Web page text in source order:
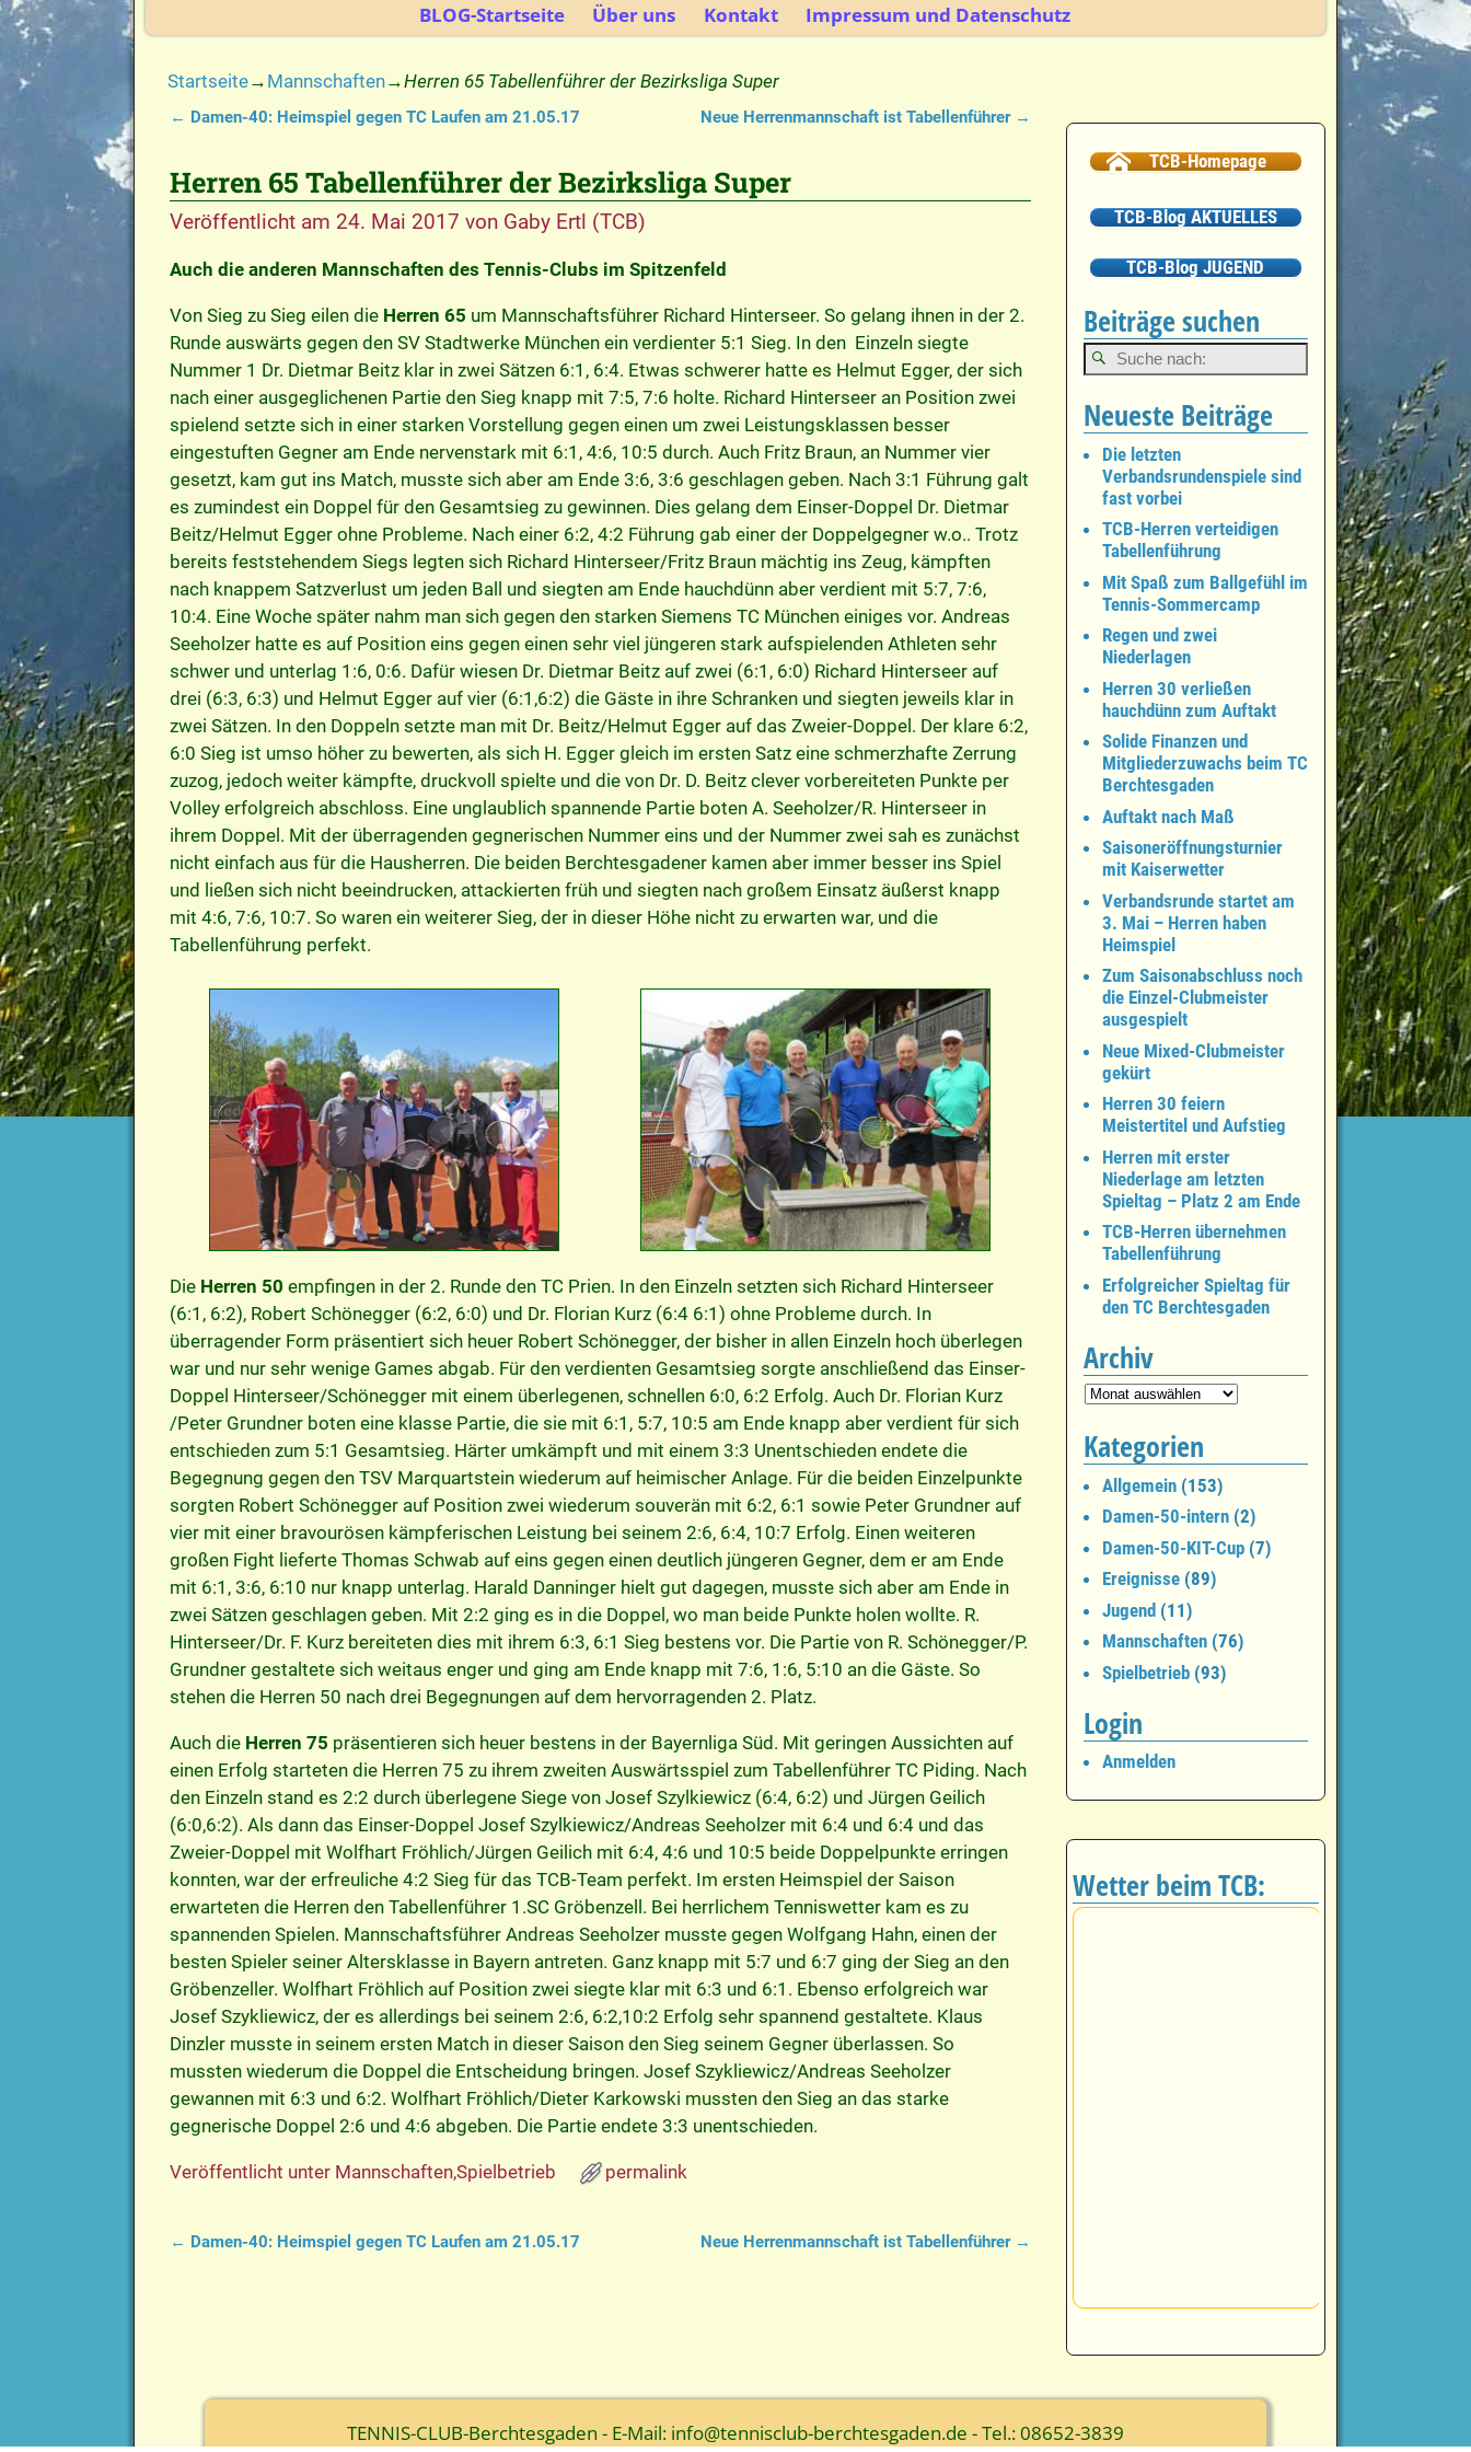
BLOG-Startseite Über uns Kontakt Impressum und Datenschutz
Startseite→ Mannschaften→Herren 65 Tabellenführer der Bezirksliga Super
← Damen-40: Heimspiel gegen TC Laufen am 21.05.17 Neue Herrenmannschaft ist Tabellenführer →
Herren 65 Tabellenführer der Bezirksliga Super
Veröffentlicht am 24. Mai 2017 von Gaby Ertl (TCB)
Auch die anderen Mannschaften des Tennis-Clubs im Spitzenfeld
Von Sieg zu Sieg eilen die Herren 65 um Mannschaftsführer Richard Hinterseer. So gelang ihnen in der 2.
Runde auswärts gegen den SV Stadtwerke München ein verdienter 5:1 Sieg. In den Einzeln siegte
Nummer 1 Dr. Dietmar Beitz klar in zwei Sätzen 6:1, 6:4. Etwas schwerer hatte es Helmut Egger, der sich
nach einer ausgeglichenen Partie den Sieg knapp mit 7:5, 7:6 holte. Richard Hinterseer an Position zwei
spielend setzte sich in einer starken Vorstellung gegen einen um zwei Leistungsklassen besser
eingestuften Gegner am Ende nervenstark mit 6:1, 4:6, 10:5 durch. Auch Fritz Braun, an Nummer vier
gesetzt, kam gut ins Match, musste sich aber am Ende 3:6, 3:6 geschlagen geben. Nach 3:1 Führung galt
es zumindest ein Doppel für den Gesamtsieg zu gewinnen. Dies gelang dem Einser-Doppel Dr. Dietmar
Beitz/Helmut Egger ohne Probleme. Nach einer 6:2, 4:2 Führung gab einer der Doppelgegner w.o.. Trotz
bereits feststehendem Siegs legten sich Richard Hinterseer/Fritz Braun mächtig ins Zeug, kämpften
nach knappem Satzverlust um jeden Ball und siegten am Ende hauchdünn aber verdient mit 5:7, 7:6,
10:4. Eine Woche später nahm man sich gegen den starken Siemens TC München einiges vor. Andreas
Seeholzer hatte es auf Position eins gegen einen sehr viel jüngeren stark aufspielenden Athleten sehr
schwer und unterlag 1:6, 0:6. Dafür wiesen Dr. Dietmar Beitz auf zwei (6:1, 6:0) Richard Hinterseer auf
drei (6:3, 6:3) und Helmut Egger auf vier (6:1,6:2) die Gäste in ihre Schranken und siegten jeweils klar in
zwei Sätzen. In den Doppeln setzte man mit Dr. Beitz/Helmut Egger auf das Zweier-Doppel. Der klare 6:2,
6:0 Sieg ist umso höher zu bewerten, als sich H. Egger gleich im ersten Satz eine schmerzhafte Zerrung
zuzog, jedoch weiter kämpfte, druckvoll spielte und die von Dr. D. Beitz clever vorbereiteten Punkte per
Volley erfolgreich abschloss. Eine unglaublich spannende Partie boten A. Seeholzer/R. Hinterseer in
ihrem Doppel. Mit der überragenden gegnerischen Nummer eins und der Nummer zwei sah es zunächst
nicht einfach aus für die Hausherren. Die beiden Berchtesgadener kamen aber immer besser ins Spiel
und ließen sich nicht beeindrucken, attackierten früh und siegten nach großem Einsatz äußerst knapp
mit 4:6, 7:6, 10:7. So waren ein weiterer Sieg, der in dieser Höhe nicht zu erwarten war, und die
Tabellenführung perfekt.
Die Herren 50 empfingen in der 2. Runde den TC Prien. In den Einzeln setzten sich Richard Hinterseer
(6:1, 6:2), Robert Schönegger (6:2, 6:0) und Dr. Florian Kurz (6:4 6:1) ohne Probleme durch. In
überragender Form präsentiert sich heuer Robert Schönegger, der bisher in allen Einzeln hoch überlegen
war und nur sehr wenige Games abgab. Für den verdienten Gesamtsieg sorgte anschließend das Einser-
Doppel Hinterseer/Schönegger mit einem überlegenen, schnellen 6:0, 6:2 Erfolg. Auch Dr. Florian Kurz
/Peter Grundner boten eine klasse Partie, die sie mit 6:1, 5:7, 10:5 am Ende knapp aber verdient für sich
entschieden zum 5:1 Gesamtsieg. Härter umkämpft und mit einem 3:3 Unentschieden endete die
Begegnung gegen den TSV Marquartstein wiederum auf heimischer Anlage. Für die beiden Einzelpunkte
sorgten Robert Schönegger auf Position zwei wiederum souverän mit 6:2, 6:1 sowie Peter Grundner auf
vier mit einer bravourösen kämpferischen Leistung bei seinem 2:6, 6:4, 10:7 Erfolg. Einen weiteren
großen Fight lieferte Thomas Schwab auf eins gegen einen deutlich jüngeren Gegner, dem er am Ende
mit 6:1, 3:6, 6:10 nur knapp unterlag. Harald Danninger hielt gut dagegen, musste sich aber am Ende in
zwei Sätzen geschlagen geben. Mit 2:2 ging es in die Doppel, wo man beide Punkte holen wollte. R.
Hinterseer/Dr. F. Kurz bereiteten dies mit ihrem 6:3, 6:1 Sieg bestens vor. Die Partie von R. Schönegger/P.
Grundner gestaltete sich weitaus enger und ging am Ende knapp mit 7:6, 1:6, 5:10 an die Gäste. So
stehen die Herren 50 nach drei Begegnungen auf dem hervorragenden 2. Platz.
Auch die Herren 75 präsentieren sich heuer bestens in der Bayernliga Süd. Mit geringen Aussichten auf
einen Erfolg starteten die Herren 75 zu ihrem zweiten Auswärtsspiel zum Tabellenführer TC Piding. Nach
den Einzeln stand es 2:2 durch überlegene Siege von Josef Szylkiewicz (6:4, 6:2) und Jürgen Geilich
(6:0,6:2). Als dann das Einser-Doppel Josef Szylkiewicz/Andreas Seeholzer mit 6:4 und 6:4 und das
Zweier-Doppel mit Wolfhart Fröhlich/Jürgen Geilich mit 6:4, 4:6 und 10:5 beide Doppelpunkte erringen
konnten, war der erfreuliche 4:2 Sieg für das TCB-Team perfekt. Im ersten Heimspiel der Saison
erwarteten die Herren den Tabellenführer 1.SC Gröbenzell. Bei herrlichem Tenniswetter kam es zu
spannenden Spielen. Mannschaftsführer Andreas Seeholzer musste gegen Wolfgang Hahn, einen der
besten Spieler seiner Altersklasse in Bayern antreten. Ganz knapp mit 5:7 und 6:7 ging der Sieg an den
Gröbenzeller. Wolfhart Fröhlich auf Position zwei siegte klar mit 6:3 und 6:1. Ebenso erfolgreich war
Josef Szykliewicz, der es allerdings bei seinem 2:6, 6:2,10:2 Erfolg sehr spannend gestaltete. Klaus
Dinzler musste in seinem ersten Match in dieser Saison den Sieg seinem Gegner überlassen. So
mussten wiederum die Doppel die Entscheidung bringen. Josef Szykliewicz/Andreas Seeholzer
gewannen mit 6:3 und 6:2. Wolfhart Fröhlich/Dieter Karkowski mussten den Sieg an das starke
gegnerische Doppel 2:6 und 4:6 abgeben. Die Partie endete 3:3 unentschieden.
Veröffentlicht unter Mannschaften,Spielbetrieb permalink
← Damen-40: Heimspiel gegen TC Laufen am 21.05.17 Neue Herrenmannschaft ist Tabellenführer →
TCB-Homepage
TCB-Blog AKTUELLES
TCB-Blog JUGEND
Beiträge suchen
Neueste Beiträge
Die letzten
Verbandsrundenspiele sind
fast vorbei
TCB-Herren verteidigen
Tabellenführung
Mit Spaß zum Ballgefühl im
Tennis-Sommercamp
Regen und zwei
Niederlagen
Herren 30 verließen
hauchdünn zum Auftakt
Solide Finanzen und
Mitgliederzuwachs beim TC
Berchtesgaden
Auftakt nach Maß
Saisoneröffnungsturnier
mit Kaiserwetter
Verbandsrunde startet am
3. Mai – Herren haben
Heimspiel
Zum Saisonabschluss noch
die Einzel-Clubmeister
ausgespielt
Neue Mixed-Clubmeister
gekürt
Herren 30 feiern
Meistertitel und Aufstieg
Herren mit erster
Niederlage am letzten
Spieltag – Platz 2 am Ende
TCB-Herren übernehmen
Tabellenführung
Erfolgreicher Spieltag für
den TC Berchtesgaden
Archiv
Kategorien
Allgemein(153)
Damen-50-intern(2)
Damen-50-KIT-Cup(7)
Ereignisse(89)
Jugend(11)
Mannschaften(76)
Spielbetrieb(93)
Login
Anmelden
Wetter beim TCB:
TENNIS-CLUB-Berchtesgaden - E-Mail: info@tennisclub-berchtesgaden.de - Tel.: 08652-3839